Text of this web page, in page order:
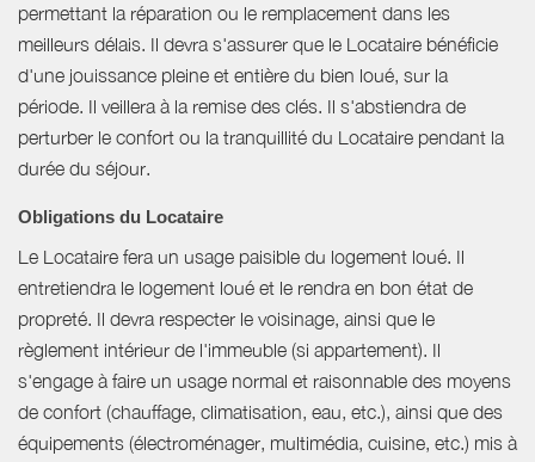
permettant la réparation ou le remplacement dans les
meilleurs délais. Il devra s'assurer que le Locataire bénéficie
d'une jouissance pleine et entière du bien loué, sur la
période. Il veillera à la remise des clés. Il s'abstiendra de
perturber le confort ou la tranquillité du Locataire pendant la
durée du séjour.
Obligations du Locataire
Le Locataire fera un usage paisible du logement loué. Il
entretiendra le logement loué et le rendra en bon état de
propreté. Il devra respecter le voisinage, ainsi que le
règlement intérieur de l'immeuble (si appartement). Il
s'engage à faire un usage normal et raisonnable des moyens
de confort (chauffage, climatisation, eau, etc.), ainsi que des
équipements (électroménager, multimédia, cuisine, etc.) mis à